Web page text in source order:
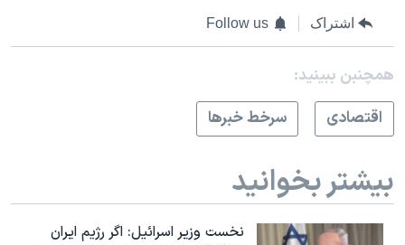
اشتراک Follow us
همچنبن ببینید:
اقتصادی
سرخط خبرها
بیشتر بخوانید
نخست وزیر اسرائيل: اگر رژیم ایران